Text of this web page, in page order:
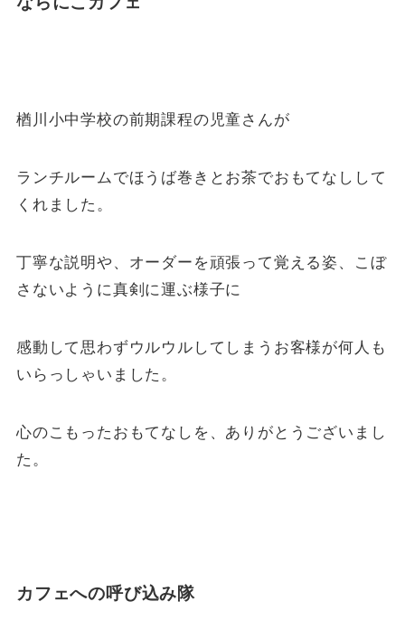
楢川小中学校の前期課程の児童さんが
ランチルームでほうば巻きとお茶でおもてなしして
くれました。
丁寧な説明や、オーダーを頑張って覚える姿、こぼ
さないように真剣に運ぶ様子に
感動して思わずウルウルしてしまうお客様が何人も
いらっしゃいました。
心のこもったおもてなしを、ありがとうございまし
た。
カフェへの呼び込み隊